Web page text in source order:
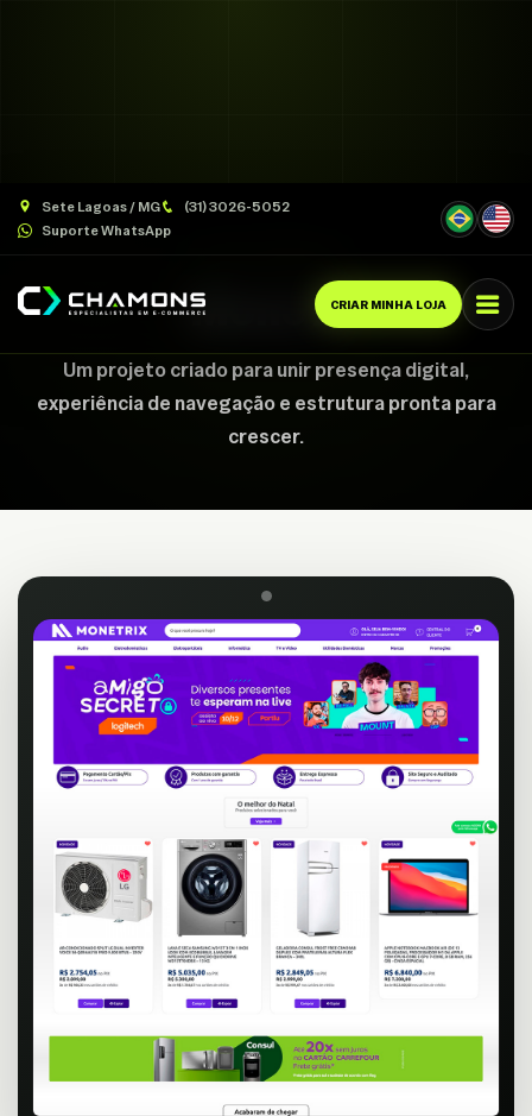
Sete Lagoas / MG
(31) 3026-5052
Suporte WhatsApp
CRIAR MINHA LOJA
Mone X
Um projeto criado para unir presença digital,
experiência de navegação e estrutura pronta para
crescer.